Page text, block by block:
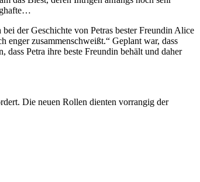
der Geschichte von Petras bester Freundin Alice
enger zusammenschweißt.“ Geplant war, dass
Petra ihre beste Freundin behält und daher
Die neuen Rollen dienten vorrangig der